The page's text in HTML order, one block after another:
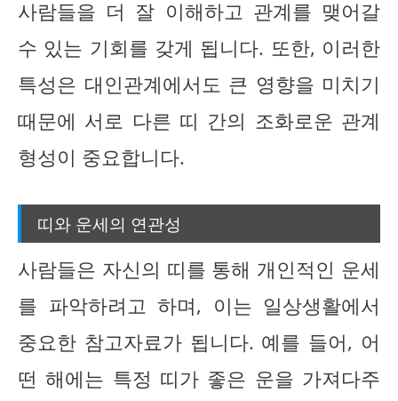
사람들을 더 잘 이해하고 관계를 맺어갈
수 있는 기회를 갖게 됩니다. 또한, 이러한
특성은 대인관계에서도 큰 영향을 미치기
때문에 서로 다른 띠 간의 조화로운 관계
형성이 중요합니다.
띠와 운세의 연관성
사람들은 자신의 띠를 통해 개인적인 운세
를 파악하려고 하며, 이는 일상생활에서
중요한 참고자료가 됩니다. 예를 들어, 어
떤 해에는 특정 띠가 좋은 운을 가져다주